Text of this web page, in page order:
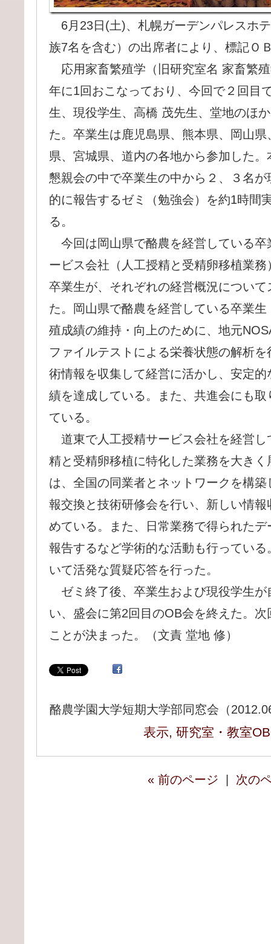
6月23日(土)、札幌ガーデンパレスホ
族7名を含む）の出席者により、標記Ｏ
応用家畜繁殖学（旧研究室名 家畜繁
年に1回おこなっており、今回で２回目
生、現役学生、高橋 茂先生、堂地のほ
た。卒業生は鹿児島県、熊本県、岡山
県、宮城県、道内の各地から参加した
懇親会の中で卒業生の中から２、３名
的に報告するゼミ（勉強会）を約1時間
る。
今回は岡山県で酪農を経営している卒
ービス会社（人工授精と受精卵移植業
卒業生が、それぞれの経営概況につい
た。岡山県で酪農を経営している卒業
殖成績の維持・向上のために、地元
ファイルテストによる栄養状態の解析
術情報を収集して経営に活かし、安定
績を達成している。また、共進会にも
ている。
道東で人工授精サービス会社を経営し
精と受精卵移植に特化した業務を大き
は、全国の同業者とネットワークを構
報交換と技術研修会を行い、新しい情
めている。また、日常業務で得られた
報告するなど学術的な活動も行ってい
いて活発な質疑応答を行った。
ゼミ終了後、卒業生および現役学生が
い、盛会に第2回目のOB会を終えた。
ことが決まった。（文責 堂地 修）
酪農学園大学短期大学部同窓会（
表示, 研究室・教室
« 前のページ 次の